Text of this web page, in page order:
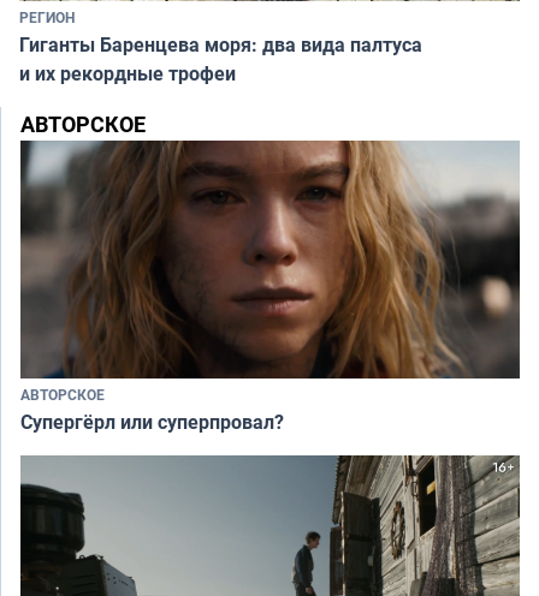
РЕГИОН
Гиганты Баренцева моря: два вида палтуса
и их рекордные трофеи
АВТОРСКОЕ
АВТОРСКОЕ
Супергёрл или суперпровал?